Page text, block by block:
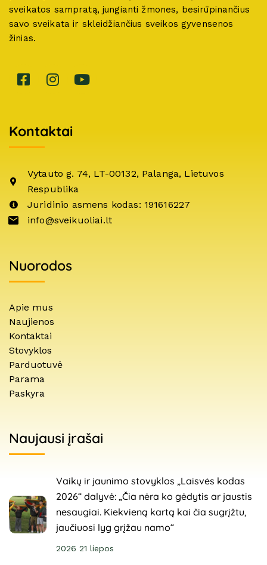
sveikatos sampratą, jungianti žmones, besirūpinančius
savo sveikata ir skleidžiančius sveikos gyvensenos
žinias.
Kontaktai
Vytauto g. 74, LT-00132, Palanga, Lietuvos
Respublika
Juridinio asmens kodas: 191616227
info@sveikuoliai.lt
Nuorodos
Apie mus
Naujienos
Kontaktai
Stovyklos
Parduotuvė
Parama
Paskyra
Naujausi įrašai
Vaikų ir jaunimo stovyklos „Laisvės kodas
2026“ dalyvė: „Čia nėra ko gėdytis ar jaustis
nesaugiai. Kiekvieną kartą kai čia sugrįžtu,
jaučiuosi lyg grįžau namo“
2026 21 liepos